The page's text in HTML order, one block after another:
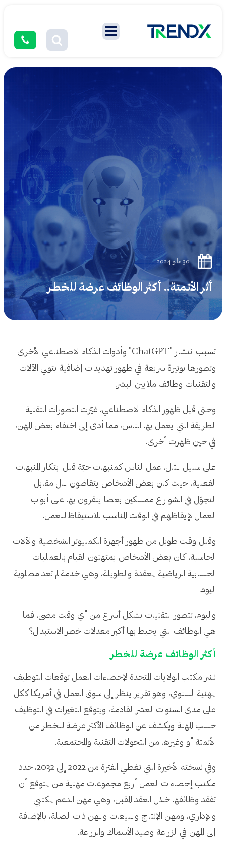
30 مايو 2024
أثر الأتمتة.. أكثر الوظائف عرضة للخطر
تسبب انتشار "ChatGPT" وأدوات الذكاء الاصطناعي الأخرى
وتطورها بوتيرة سريعة في ظهور تهديدات إضافية بتولي الآلات
والتقنيات وظائف ملايين البشر.
وحتى قبل ظهور الذكاء الاصطناعي، غيّرت التطورات التقنية
الطريقة التي يعمل بها الناس، مما أدى إلى اختفاء بعض المهن،
في حين ظهرت أخرى.
على سبيل المثال، عمل الناس كمنبهات حيّة قبل ابتكار المنبهات
الفعلية، حيث كان بعض الأشخاص يتقاضون المال مقابل
التجوّل في الشوارع ممسكين بعصا ينقرون بها على أبواب
العمال لإيقاظهم في الوقت المناسب للاستيقاظ للعمل.
وقبل وقت طويل من ظهور أجهزة الكمبيوتر الشخصية والآلات
الحاسبة، كان بعض الأشخاص يمتهنون القيام بالعمليات
الحسابية الرياضية المعقدة والطويلة، وهي خدمة لم تعد مطلوبة
اليوم.
واليوم، تتطور التقنيات بشكل أسرع من أي وقت مضى، فما
هي الوظائف التي يحيط بها أكبر معدلات خطر الاستبدال؟
أكثر الوظائف عرضة للخطر
نشر مكتب الولايات المتحدة لإحصاءات العمل توقعات التوظيف
المهنية السنوي، وهو تقرير ينظر إلى سوق العمل في أمريكا ككل
على مدى السنوات العشر القادمة، ويتوقع التغيرات في التوظيف
حسب المهنة ويكشف عن الوظائف الأكثر عرضة للخطر من
الأتمتة أو وغيرها من التحولات التقنية والمجتمعية.
وفي نسخته الأخيرة التي تغطي الفترة من 2022 إلى 2032، حدد
مكتب إحصاءات العمل أربع مجموعات مهنية من المتوقع أن
تفقد وظائفها خلال العقد المقبل، وهي مهن الدعم المكتبي
والإداري، ومهن الإنتاج والمبيعات والمهن ذات الصلة، بالإضافة
إلى المهن في الزراعة وصيد الأسماك والزراعة.